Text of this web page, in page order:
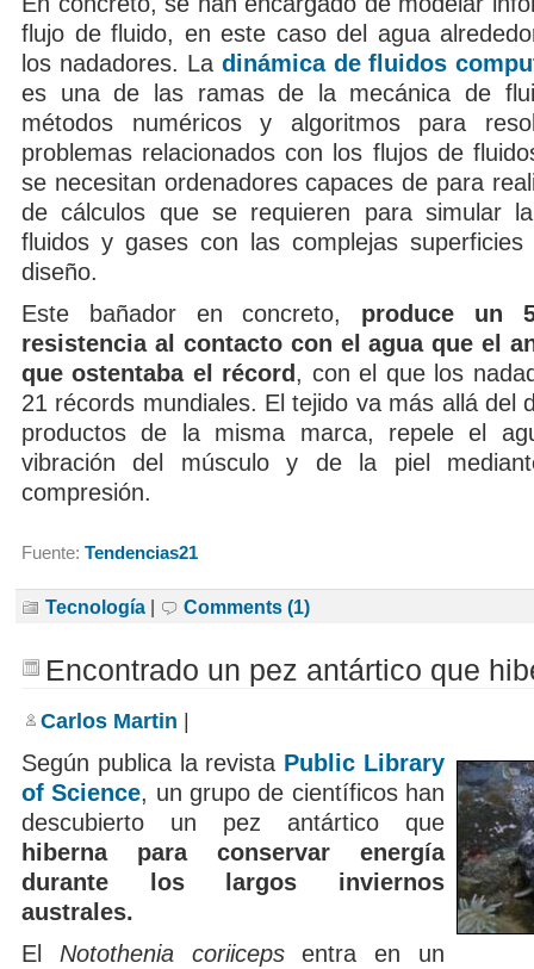
flujo de fluido, en este caso del agua
los nadadores. La dinámica de fluidos
es una de las ramas de la mecánica de
métodos numéricos y algoritmos para
problemas relacionados con los flujos de
se necesitan ordenadores capaces de para
de cálculos que se requieren para simular
fluidos y gases con las complejas
diseño.
Este bañador en concreto, produce un
resistencia al contacto con el agua que el
que ostentaba el récord , con el que los
21 récords mundiales. El tejido va más allá del
productos de la misma marca, repele el
vibración del músculo y de la piel
compresión.
Fuente: Tendencias21
Tecnología | Comments (1)
Encontrado un pez antártico que
Carlos Martin
Según publica la revista Public Library
of Science, un grupo de científicos han
descubierto un pez antártico que
hiberna para conservar energía
durante los largos inviernos
australes.
El Notothenia coriicepsentra en un